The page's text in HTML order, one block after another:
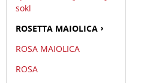
sokl
ROSETTA MAIOLICA
ROSA MAIOLICA
ROSA